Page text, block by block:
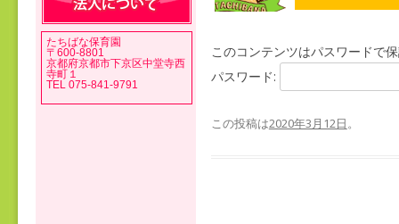
このコンテンツはパスワードで
パスワード:
この投稿は2020年3月12日。
たちばな保育園
〒600-8801
京都府京都市下京区中堂寺西
寺町１
TEL 075-841-9791